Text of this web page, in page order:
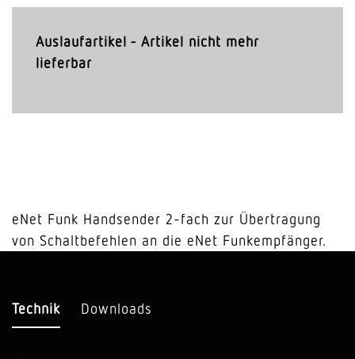
Auslaufartikel - Artikel nicht mehr
lieferbar
eNet Funk Handsender 2-fach zur Übertragung
von Schaltbefehlen an die eNet Funkempfänger.
Technik Downloads